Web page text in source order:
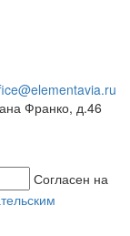
Франко, д.46
Согласен на